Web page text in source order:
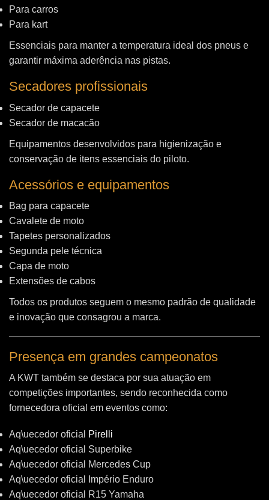
Para carros
Para kart
Essenciais para manter a temperatura ideal dos pneus e
garantir máxima aderência nas pistas.
Secadores profissionais
Secador de capacete
Secador de macacão
Equipamentos desenvolvidos para higienização e
conservação de itens essenciais do piloto.
Acessórios e equipamentos
Bag para capacete
Cavalete de moto
Tapetes personalizados
Segunda pele técnica
Capa de moto
Extensões de cabos
Todos os produtos seguem o mesmo padrão de qualidade
e inovação que consagrou a marca.
Presença em grandes campeonatos
A KWT também se destaca por sua atuação em
competições importantes, sendo reconhecida como
fornecedora oficial em eventos como:
Aq\uecedor oficial
Pirelli
Aq\uecedor oficial Superbike
Aq\uecedor oficial Mercedes Cup
Aq\uecedor oficial Império Enduro
Aq\uecedor oficial R15 Yamaha